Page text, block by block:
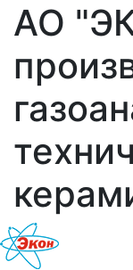
АО